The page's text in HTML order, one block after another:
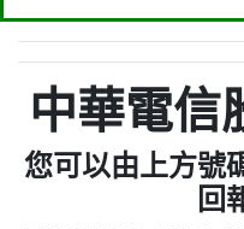
中華電信
您可以由上方號
回